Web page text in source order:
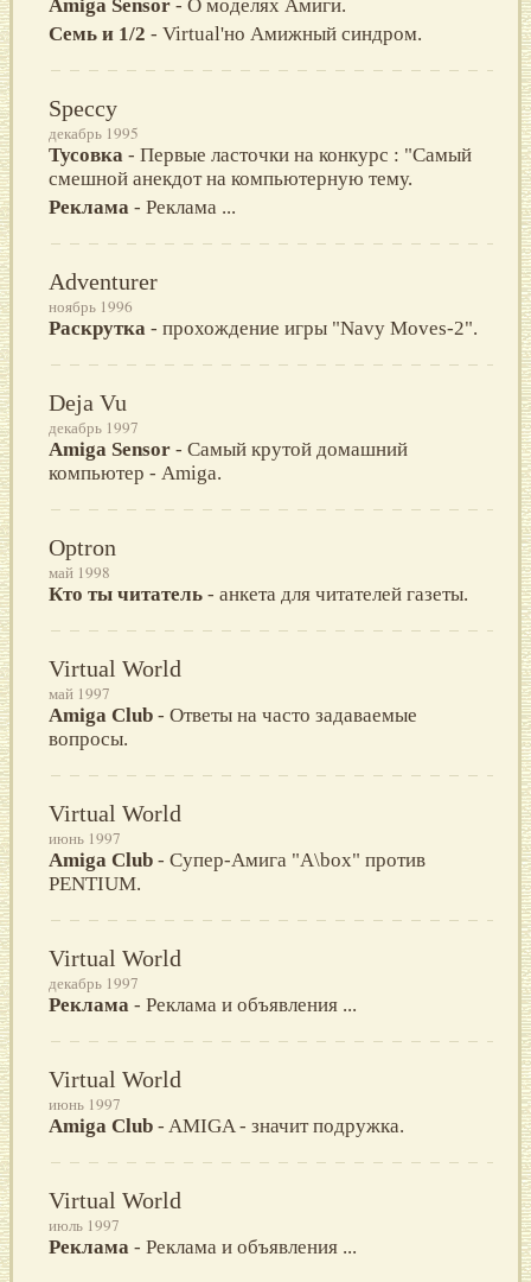
Amiga Sensor - О моделях Амиги.
Семь и 1/2 - Virtual'но Амижный синдром.
Speccy
декабрь 1995
Тусовка - Первые ласточки на конкурс : "Самый
смешной анекдот на компьютерную тему.
Реклама - Реклама ...
Adventurer
ноябрь 1996
Раскрутка - прохождение игры "Navy Moves-2".
Deja Vu
декабрь 1997
Amiga Sensor - Самый крутой домашний
компьютер - Amiga.
Optron
май 1998
Кто ты читатель - анкета для читателей газеты.
Virtual World
май 1997
Amiga Club - Ответы на часто задаваемые
вопросы.
Virtual World
июнь 1997
Amiga Club - Супер-Амига "A\box" против
PENTIUM.
Virtual World
декабрь 1997
Реклама - Реклама и объявления ...
Virtual World
июнь 1997
Amiga Club - AMIGA - значит подружка.
Virtual World
июль 1997
Реклама - Реклама и объявления ...